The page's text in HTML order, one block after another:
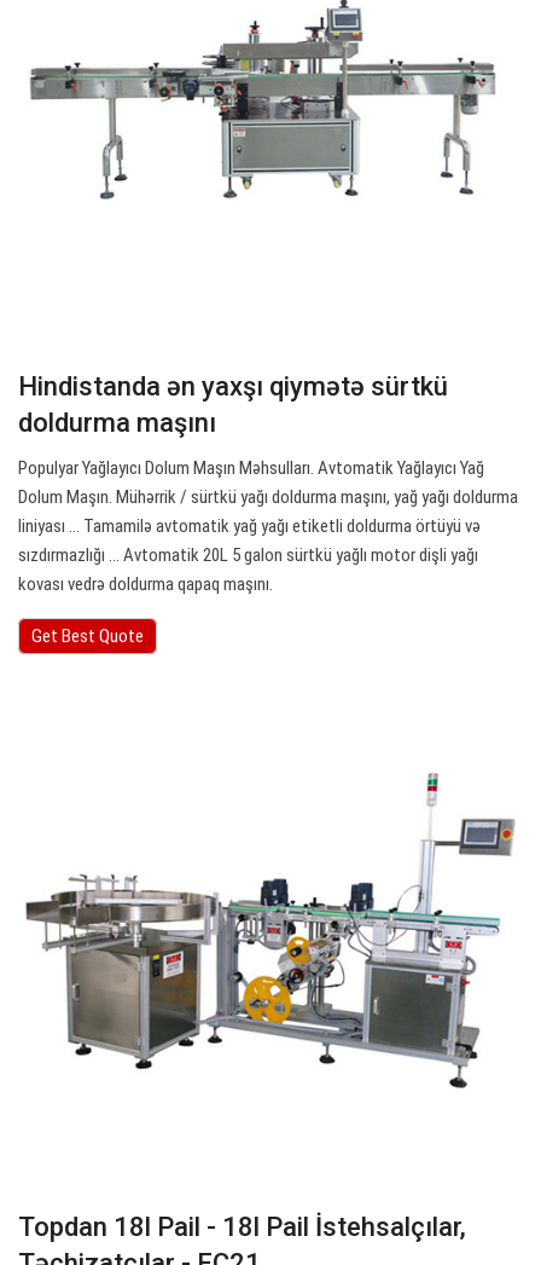
Hindistanda ən yaxşı qiymətə sürtkü
doldurma maşını
Populyar Yağlayıcı Dolum Maşın Məhsulları. Avtomatik Yağlayıcı Yağ
Dolum Maşın. Mühərrik / sürtkü yağı doldurma maşını, yağ yağı doldurma
liniyası ... Tamamilə avtomatik yağ yağı etiketli doldurma örtüyü və
sızdırmazlığı ... Avtomatik 20L 5 galon sürtkü yağlı motor dişli yağı
kovası vedrə doldurma qapaq maşını.
Get Best Quote
Topdan 18l Pail - 18l Pail İstehsalçılar,